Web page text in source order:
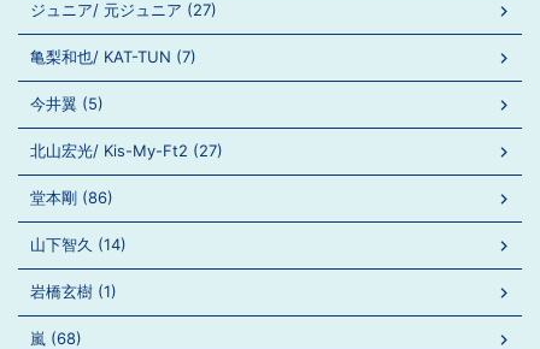
ジュニア/ 元ジュニア (27)
亀梨和也/ KAT-TUN (7)
今井翼 (5)
北山宏光/ Kis-My-Ft2 (27)
堂本剛 (86)
山下智久 (14)
岩橋玄樹 (1)
嵐 (68)